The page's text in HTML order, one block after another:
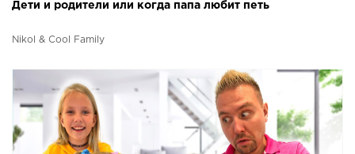
Дети и родители или когда папа любит петь
Nikol & Cool Family